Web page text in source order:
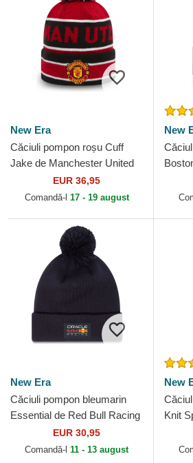
New Era
Căciuli pompon roșu Cuff
Jake de Manchester United
Football Club Premier League
de New Era
EUR 36,95
Comandă-l 17 - 19 august
New
New Era
Căciuli pompon bleumarin
Essential de Red Bull Racing
Formula 1 de New Era
EUR 30,95
Comandă-l 11 - 13 august
New
Knit